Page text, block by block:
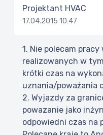
Projektant HVAC
17.04.2015 10:47
1. Nie polecam
realizowanych w
krótki czas na
uznania/poważania
2. Wyjazdy za
powazanie jako
odpowiedni czas na